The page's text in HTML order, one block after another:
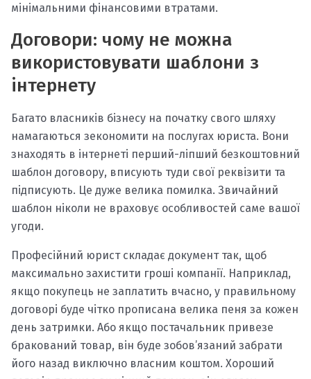
мінімальними фінансовими втратами.
Договори: чому не можна
використовувати шаблони з
інтернету
Багато власників бізнесу на початку свого шляху
намагаються зекономити на послугах юриста. Вони
знаходять в інтернеті перший-ліпший безкоштовний
шаблон договору, вписують туди свої реквізити та
підписують. Це дуже велика помилка. Звичайний
шаблон ніколи не враховує особливостей саме вашої
угоди.
Професійний юрист складає документ так, щоб
максимально захистити гроші компанії. Наприклад,
якщо покупець не заплатить вчасно, у правильному
договорі буде чітко прописана велика пеня за кожен
день затримки. Або якщо постачальник привезе
бракований товар, він буде зобов’язаний забрати
його назад виключно власним коштом. Хороший